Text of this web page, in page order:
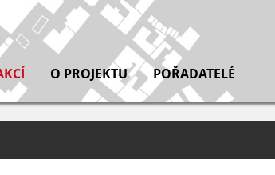
O PROJEKTU POŘADATELÉ